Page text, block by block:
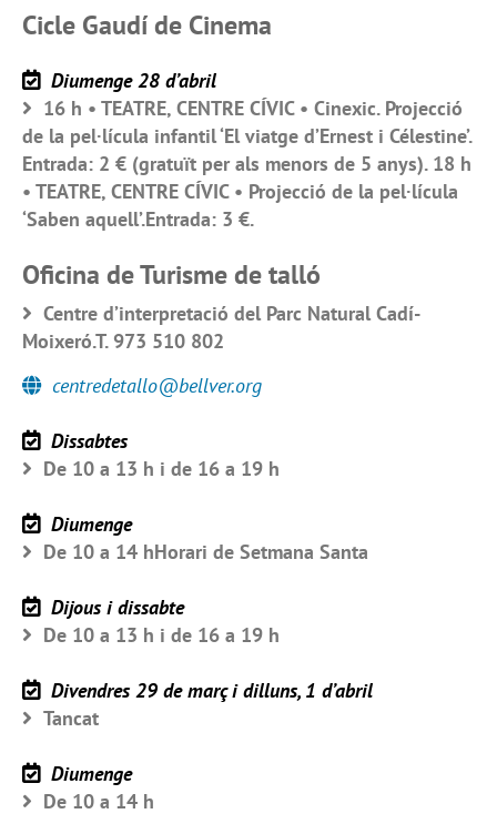
Cicle Gaudí de Cinema
Diumenge 28 d’abril
16 h • TEATRE, CENTRE CÍVIC • Cinexic. Projecció
de la pel·lícula infantil ‘El viatge d’Ernest i Célestine’.
Entrada: 2 € (gratuït per als menors de 5 anys). 18 h
• TEATRE, CENTRE CÍVIC • Projecció de la pel·lícula
‘Saben aquell’.Entrada: 3 €.
Oficina de Turisme de talló
Centre d’interpretació del Parc Natural Cadí-
Moixeró.T. 973 510 802
centredetallo@bellver.org
Dissabtes
De 10 a 13 h i de 16 a 19 h
Diumenge
De 10 a 14 hHorari de Setmana Santa
Dijous i dissabte
De 10 a 13 h i de 16 a 19 h
Divendres 29 de març i dilluns, 1 d’abril
Tancat
Diumenge
De 10 a 14 h